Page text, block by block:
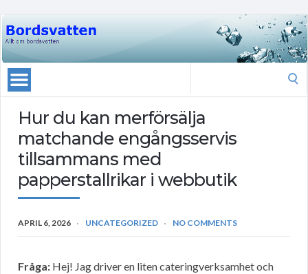
Hur du kan merförsälja
matchande engångsservis
tillsammans med
papperstallrikar i webbutik
APRIL 6, 2026 UNCATEGORIZED NO COMMENTS
Fråga: Hej! Jag driver en liten cateringverksamhet och